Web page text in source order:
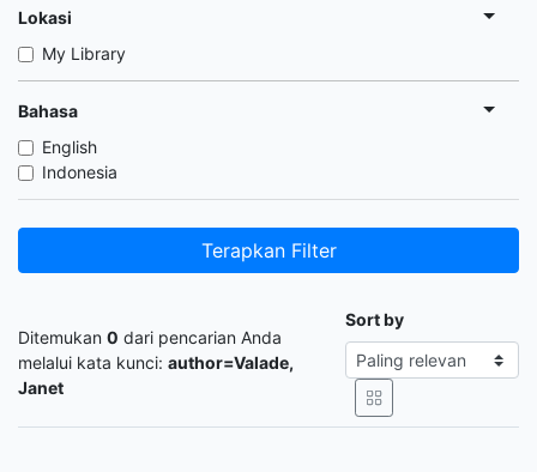
Lokasi
My Library
Bahasa
English
Indonesia
Terapkan Filter
Ditemukan 0 dari pencarian Anda
melalui kata kunci: author=Valade,
Janet
Sort by